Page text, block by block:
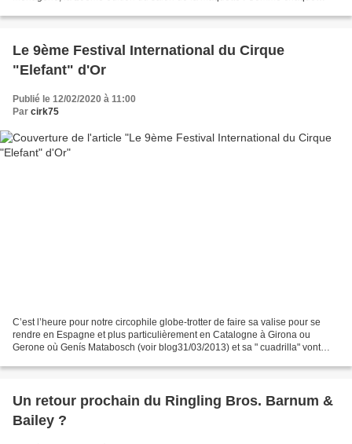
Le 9ème Festival International du Cirque
"Elefant" d'Or
Publié le 12/02/2020 à 11:00
Par cirk75
C’est l’heure pour notre circophile globe-trotter de faire sa valise pour se
rendre en Espagne et plus particulièrement en Catalogne à Girona ou
Gerone où Genís Matabosch (voir blog31/03/2013) et sa " cuadrilla" vont
Un retour prochain du Ringling Bros. Barnum &
Bailey ?